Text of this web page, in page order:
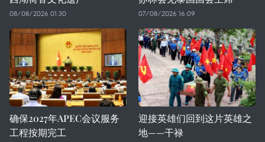
08/08/2026 01:30 07/08/2026 16:09
确保2027年APEC会议服务
工程按期完工
迎接英雄们回到这片英雄之
地——干禄